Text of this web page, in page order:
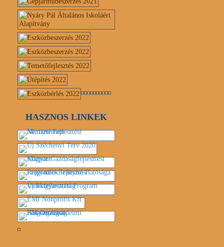
HASZNOS LINKEK